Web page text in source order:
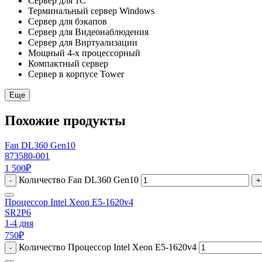
Терминальный сервер Windows
Сервер для бэкапов
Сервер для Видеонаблюдения
Сервер для Виртуализации
Мощный 4-х процессорный
Компактный сервер
Сервер в корпусе Tower
Еще
Похожие продукты
Fan DL360 Gen10
873580-001
1 500₽
- Количество Fan DL360 Gen10 +
Процессор Intel Xeon E5-1620v4
SR2P6
1-4 дня
750₽
- Количество Процессор Intel Xeon E5-1620v4